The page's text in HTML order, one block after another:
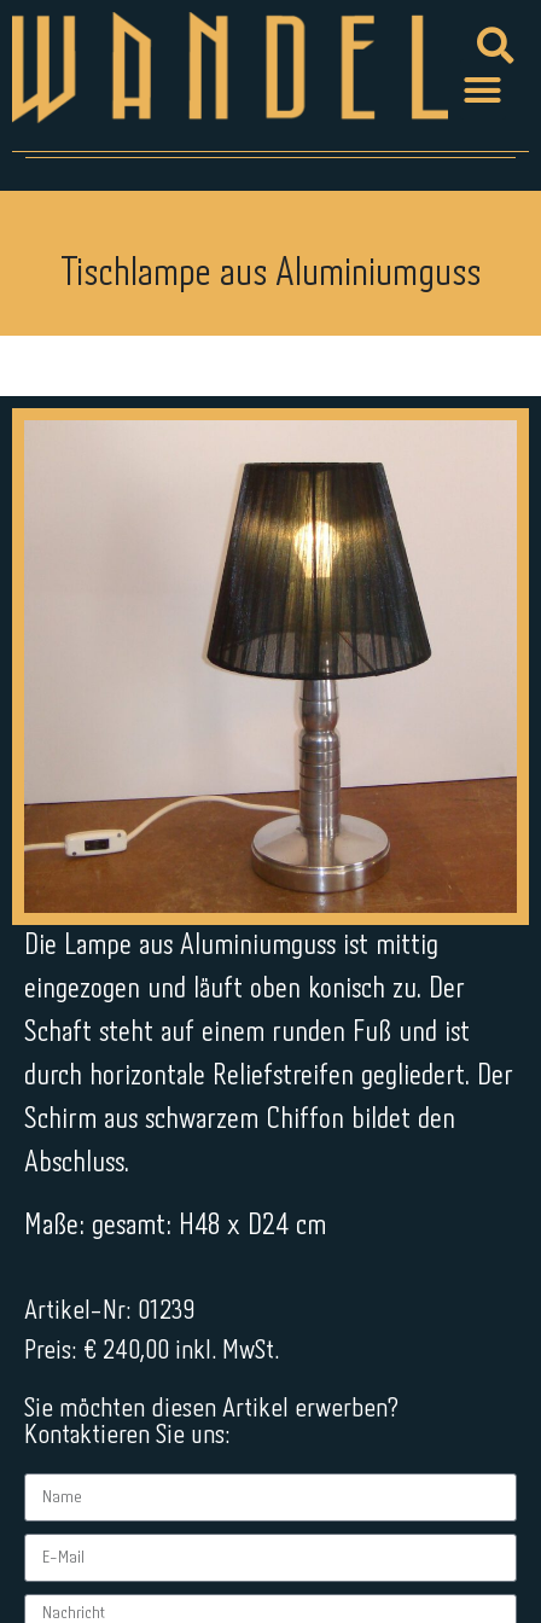
Tischlampe aus Aluminiumguss
Die Lampe aus Aluminiumguss ist mittig
eingezogen und läuft oben konisch zu. Der
Schaft steht auf einem runden Fuß und ist
durch horizontale Reliefstreifen gegliedert. Der
Schirm aus schwarzem Chiffon bildet den
Abschluss.
Maße: gesamt: H48 x D24 cm
Artikel-Nr: 01239
Preis: € 240,00 inkl. MwSt.
Sie möchten diesen Artikel erwerben?
Kontaktieren Sie uns: